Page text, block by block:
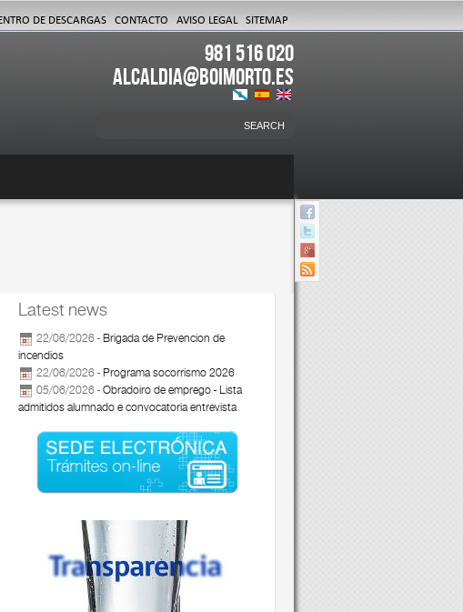
DE DESCARGAS CONTACTO AVISO LEGAL SITEMAP
981 516 020
ALCALDIA@BOIMORTO.ES
Search
LOCAL
Latest news
22/06/2026 -Brigada de Prevencion de
incendios
22/06/2026 - Programa socorrismo 2026
05/06/2026 -Obradoiro de emprego - Lista
admitidos alumnado e convocatoria entrevista